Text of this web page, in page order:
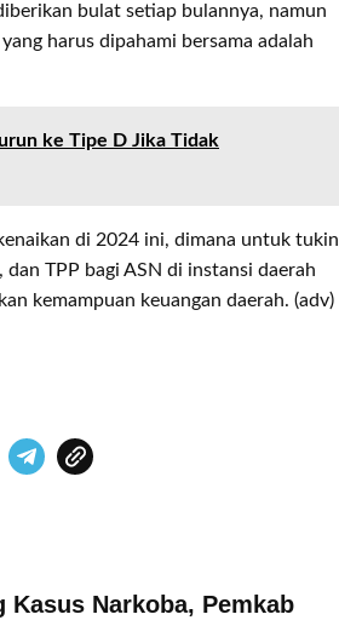
bulat setiap bulannya, namun
harus dipahami bersama adalah
ke Tipe D Jika Tidak
di 2024 ini, dimana untuk tukin
TPP bagi ASN di instansi daerah
kemampuan keuangan daerah. (adv)
Kasus Narkoba, Pemkab